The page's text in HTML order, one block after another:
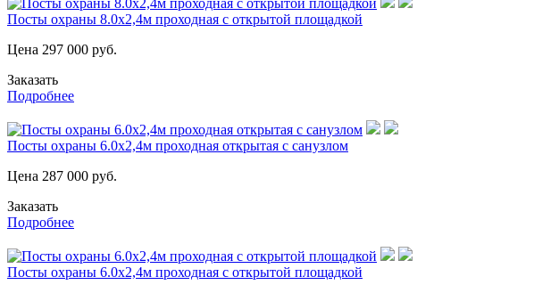
Посты охраны 8.0х2,4м проходная с открытой площадкой
Цена 297 000 руб.
Заказать
Подробнее
Посты охраны 6.0х2,4м проходная открытая с санузлом
Цена 287 000 руб.
Заказать
Подробнее
Посты охраны 6.0х2,4м проходная с открытой площадкой